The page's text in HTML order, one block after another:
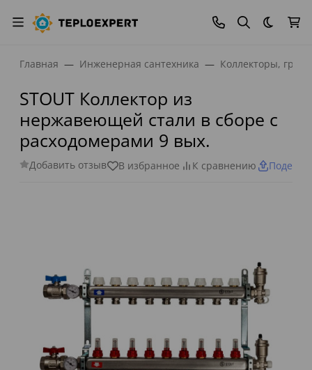
Темная
Главная Инженерная сантехника Коллекторы,
STOUT Коллектор из
нержавеющей стали в сборе с
расходомерами 9 вых.
Добавить отзыв В избранное К сравнению